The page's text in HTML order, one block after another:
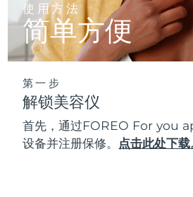
使用方法
简单方便
第一步
解锁美容仪
首先，通过FOREO For you
设备并注册保修。 点击此处下载